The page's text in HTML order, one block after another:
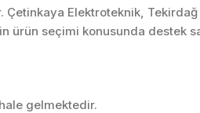
Elektroteknik,
ürün seçimi konusunda destek
gelmektedir.